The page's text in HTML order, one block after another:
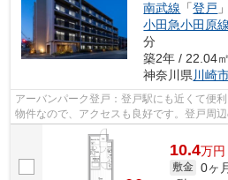
南武線 「登戸
小田急小田原線
分
築2年 / 22.04㎡
神奈川県 川崎
アーバンパーク登戸：登戸駅にも近くて便
物件なので、アクセスも良好です。登戸周
特化したレガーロ・スタイルにお問い...
10.4万円
敷金 0ヶ